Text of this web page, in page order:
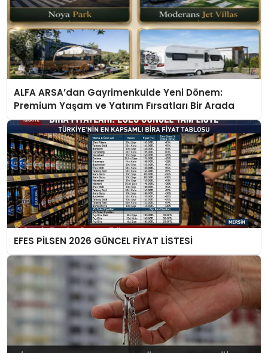
ALFA ARSA’dan Gayrimenkulde Yeni Dönem:
Premium Yaşam ve Yatırım Fırsatları Bir Arada
EFES PİLSEN 2026 GÜNCEL FİYAT LİSTESİ